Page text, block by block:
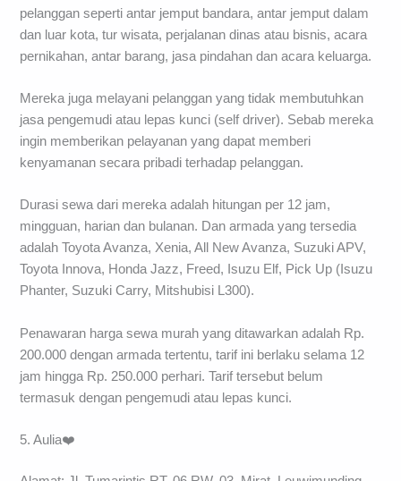
pelanggan seperti antar jemput bandara, antar jemput dalam
dan luar kota, tur wisata, perjalanan dinas atau bisnis, acara
pernikahan, antar barang, jasa pindahan dan acara keluarga.
Mereka juga melayani pelanggan yang tidak membutuhkan
jasa pengemudi atau lepas kunci (self driver). Sebab mereka
ingin memberikan pelayanan yang dapat memberi
kenyamanan secara pribadi terhadap pelanggan.
Durasi sewa dari mereka adalah hitungan per 12 jam,
mingguan, harian dan bulanan. Dan armada yang tersedia
adalah Toyota Avanza, Xenia, All New Avanza, Suzuki APV,
Toyota Innova, Honda Jazz, Freed, Isuzu Elf, Pick Up (Isuzu
Phanter, Suzuki Carry, Mitshubisi L300).
Penawaran harga sewa murah yang ditawarkan adalah Rp.
200.000 dengan armada tertentu, tarif ini berlaku selama 12
jam hingga Rp. 250.000 perhari. Tarif tersebut belum
termasuk dengan pengemudi atau lepas kunci.
5. Aulia❤️